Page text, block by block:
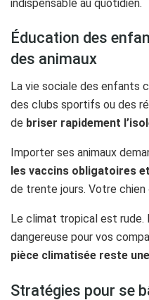
indispensable au quotidien.
Éducation des
des animaux
La vie sociale des enfants
des clubs sportifs ou des
de briser rapidement
Importer ses animaux
les vaccins obligatoires
de trente jours. Votre
Le climat tropical est rude.
dangereuse pour vos
pièce climatisée reste
Stratégies pour se